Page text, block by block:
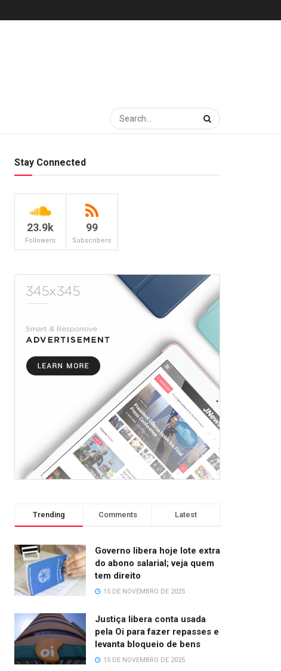
Stay Connected
23.9k
Followers
99
Subscribers
Trending Comments Latest
Governo libera hoje lote extra
do abono salarial; veja quem
tem direito
15 DE NOVEMBRO DE 2025
Justiça libera conta usada
pela Oi para fazer repasses e
levanta bloqueio de bens
15 DE NOVEMBRO DE 2025